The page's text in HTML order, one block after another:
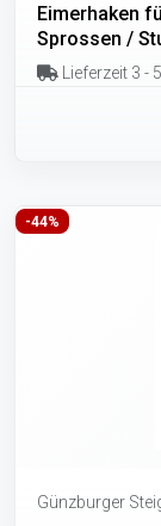
Eimerhaken
Sprossen /
Lieferzeit 3 -
-44%
Günzburger